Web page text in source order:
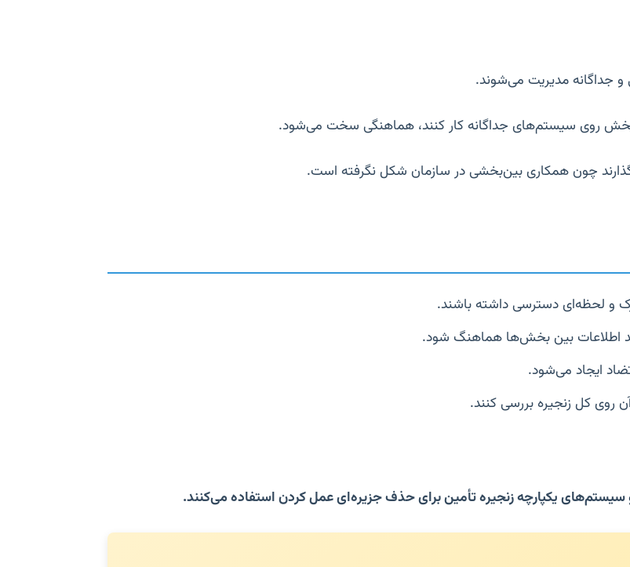
جداگانه مدیریت می‌شوند.
روی سیستم‌های جداگانه کار کنند، هماهنگی سخت می‌شود.
چون همکاری بین‌بخشی در سازمان شکل نگرفته است.
و لحظه‌ای دسترسی داشته باشند.
اطلاعات بین بخش‌ها هماهنگ شود.
روی کل زنجیره بررسی کنند.
سیستم‌های یکپارچه زنجیره تأمین برای حذف جزیره‌ای عمل کردن استفاده می‌کنند.